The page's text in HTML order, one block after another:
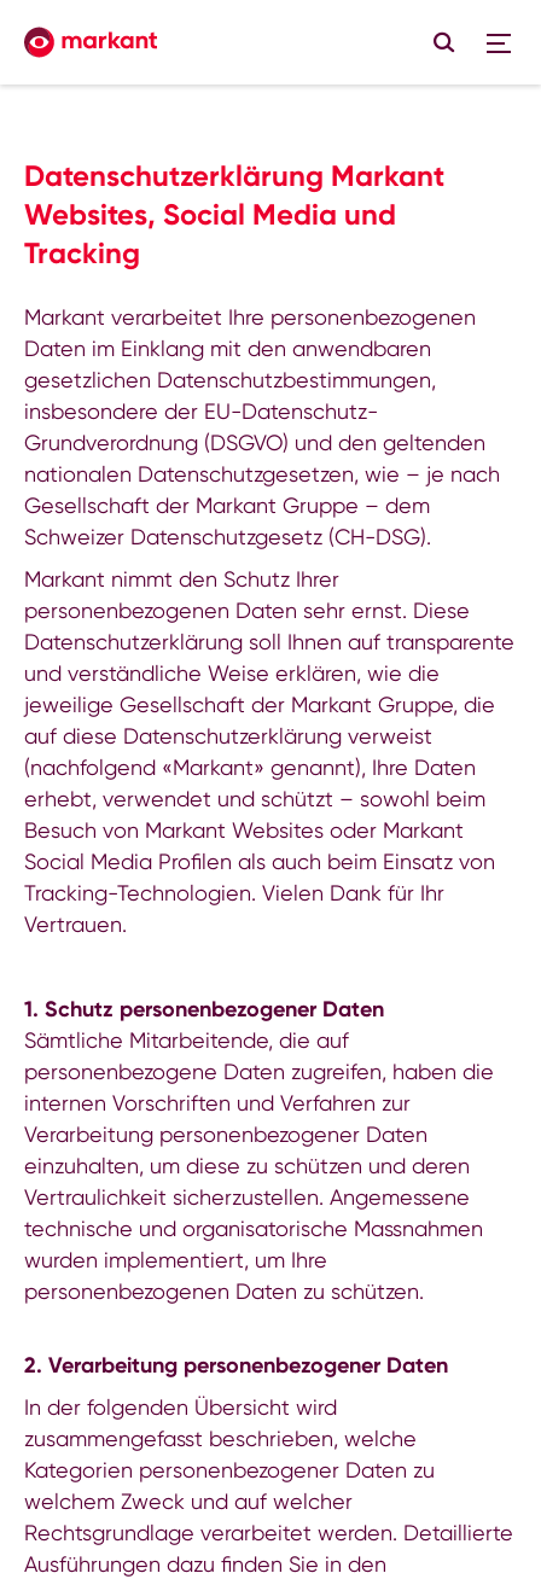
Datenschutzerklärung Markant
Websites, Social Media und
Tracking
Markant verarbeitet Ihre personenbezogenen
Daten im Einklang mit den anwendbaren
gesetzlichen Datenschutzbestimmungen,
insbesondere der EU-Datenschutz-
Grundverordnung (DSGVO) und den geltenden
nationalen Datenschutzgesetzen, wie – je nach
Gesellschaft der Markant Gruppe – dem
Schweizer Datenschutzgesetz (CH-DSG).
Markant nimmt den Schutz Ihrer
personenbezogenen Daten sehr ernst. Diese
Datenschutzerklärung soll Ihnen auf transparente
und verständliche Weise erklären, wie die
jeweilige Gesellschaft der Markant Gruppe, die
auf diese Datenschutzerklärung verweist
(nachfolgend «Markant» genannt), Ihre Daten
erhebt, verwendet und schützt – sowohl beim
Besuch von Markant Websites oder Markant
Social Media Profilen als auch beim Einsatz von
Tracking-Technologien. Vielen Dank für Ihr
Vertrauen.
1. Schutz personenbezogener Daten
Sämtliche Mitarbeitende, die auf
personenbezogene Daten zugreifen, haben die
internen Vorschriften und Verfahren zur
Verarbeitung personenbezogener Daten
einzuhalten, um diese zu schützen und deren
Vertraulichkeit sicherzustellen. Angemessene
technische und organisatorische Massnahmen
wurden implementiert, um Ihre
personenbezogenen Daten zu schützen.
2. Verarbeitung personenbezogener Daten
In der folgenden Übersicht wird
zusammengefasst beschrieben, welche
Kategorien personenbezogener Daten zu
welchem Zweck und auf welcher
Rechtsgrundlage verarbeitet werden. Detaillierte
Ausführungen dazu finden Sie in den